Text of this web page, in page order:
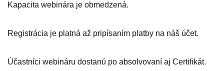
Kapacita webinára je obmedzená.
Registrácia je platná až pripísaním platby na náš účet.
Účastníci webináru dostanú po absolvovaní aj Certifikát.